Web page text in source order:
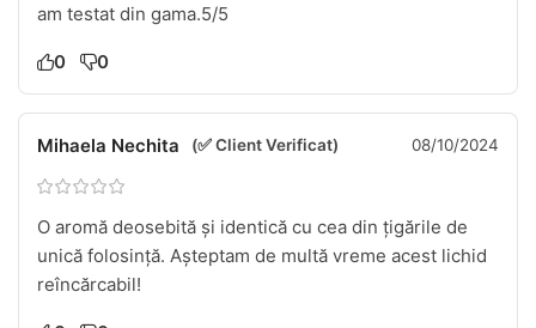
am testat din gama.5/5
0 0
Mihaela Nechita (✅ Client Verificat) 08/10/2024
O aromă deosebită și identică cu cea din țigările de
unică folosință. Așteptam de multă vreme acest lichid
reîncărcabil!